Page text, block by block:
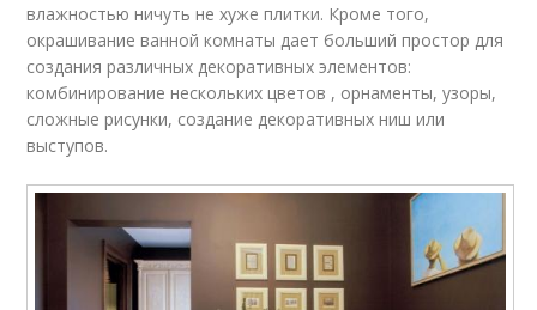
влажностью ничуть не хуже плитки. Кроме того,
окрашивание ванной комнаты дает больший простор для
создания различных декоративных элементов:
комбинирование нескольких цветов , орнаменты, узоры,
сложные рисунки, создание декоративных ниш или
выступов.